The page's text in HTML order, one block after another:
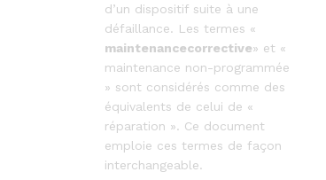
d’un dispositif suite à une
défaillance. Les termes «
maintenancecorrective» et «
maintenance non-programmée
» sont considérés comme des
équivalents de celui de «
réparation ». Ce document
emploie ces termes de façon
interchangeable.